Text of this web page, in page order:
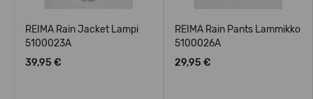
REIMA Rain Jacket Lampi
5100023A
39,95 €
REIMA Rain Pants Lammikko
5100026A
29,95 €